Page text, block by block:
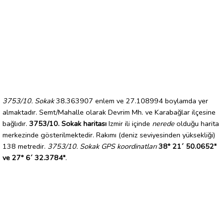
3753/10. Sokak38.363907 enlem ve 27.108994 boylamda yer
almaktadır. Semt/Mahalle olarak Devrim Mh. ve Karabağlar ilçesine
bağlıdır. 3753/10. Sokak haritası Izmir ili içinde nerede olduğu harita
merkezinde gösterilmektedir. Rakımı (deniz seviyesinden yüksekliği)
138 metredir. 3753/10. Sokak GPS koordinatları 38° 21´ 50.0652"
ve 27° 6´ 32.3784".